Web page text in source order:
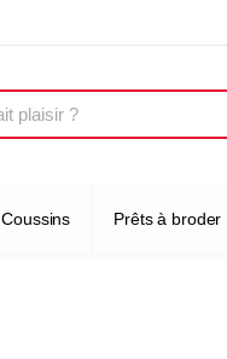
Coussins Prêts à broder